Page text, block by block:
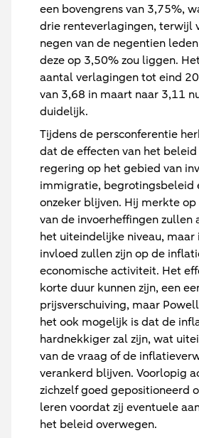
een bovengrens van 3,75%,
drie renteverlagingen, terwijl
negen van de negentien
deze op 3,50% zou liggen.
aantal verlagingen tot eind
van 3,68 in maart naar 3,11
duidelijk.
Tijdens de persconferentie
dat de effecten van het beleid
regering op het gebied van
immigratie, begrotingsbeleid
onzeker blijven. Hij merkte
van de invoerheffingen zullen
het uiteindelijke niveau, maar
invloed zullen zijn op de
economische activiteit. Het
korte duur kunnen zijn, een
prijsverschuiving, maar
het ook mogelijk is dat de
hardnekkiger zal zijn, wat
van de vraag of de
verankerd blijven. Voorlopig
zichzelf goed gepositioneerd
leren voordat zij eventuele
het beleid overwegen.